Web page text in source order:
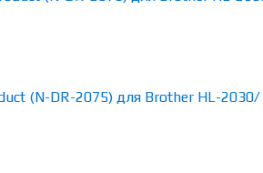
(N-DR-2075) для Brother HL-2030/